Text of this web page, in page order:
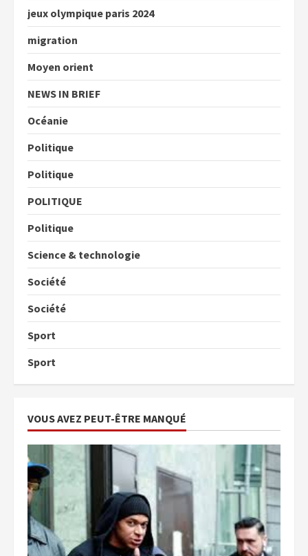
jeux olympique paris 2024
migration
Moyen orient
NEWS IN BRIEF
Océanie
Politique
Politique
POLITIQUE
Politique
Science & technologie
Société
Société
Sport
Sport
VOUS AVEZ PEUT-ÊTRE MANQUÉ